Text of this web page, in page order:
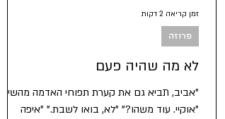
לא מה שהיה פעם
"אביב, תביא גם את קערת תפוחי האדמה מהשיש."
"אוקיי. עוד משהו?" "לא, בואו לשבת." "איפה
פרוזה
זמן קריאה 2 דקות